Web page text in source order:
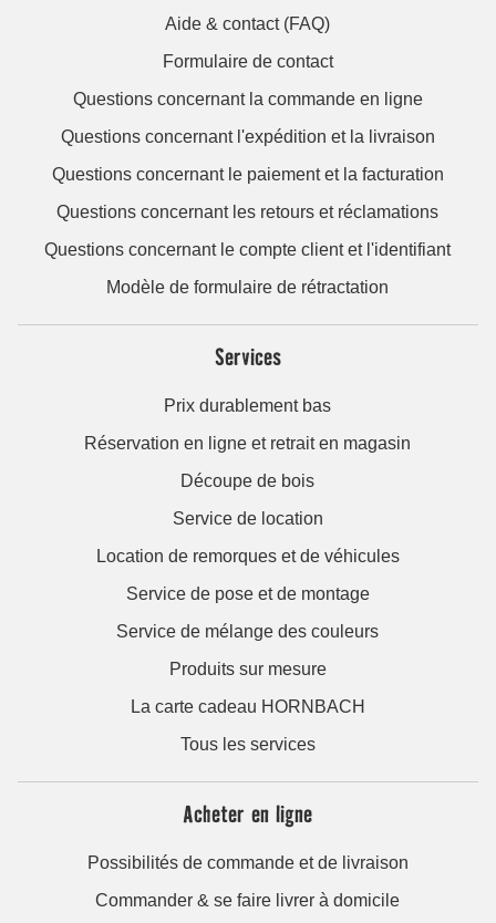
Aide & contact (FAQ)
Formulaire de contact
Questions concernant la commande en ligne
Questions concernant l'expédition et la livraison
Questions concernant le paiement et la facturation
Questions concernant les retours et réclamations
Questions concernant le compte client et l'identifiant
Modèle de formulaire de rétractation
Services
Prix durablement bas
Réservation en ligne et retrait en magasin
Découpe de bois
Service de location
Location de remorques et de véhicules
Service de pose et de montage
Service de mélange des couleurs
Produits sur mesure
La carte cadeau HORNBACH
Tous les services
Acheter en ligne
Possibilités de commande et de livraison
Commander & se faire livrer à domicile